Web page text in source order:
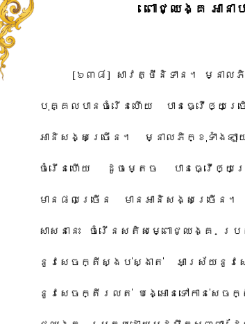
ពោជ្ឈង្គ​ ​អានាប
[​៦៣៨​]​ ​សាវត្ថី​និទាន​។​ ​ម្នាល​
បុគ្គល​បាន​ចំរើន​ហើយ​ ​បាន​ធ្វើឲ្យ​ច្
អានិសង្ស​ច្រើន​។​ ​ម្នាល​ភិក្ខុ​ទាំងឡ
ចំរើន​ហើយ​ ​ដូចម្តេច​ ​បាន​ធ្វើឲ្យ​ច្
មានផល​ច្រើន​ ​មាន​អានិសង្ស​ច្រើ
សាសនា​នេះ​ ​ចំរើន​សតិ​សម្ពោ​ជ្ឈង្គ​
នូវ​សេចក្តី​ស្ងប់ស្ងាត់​ ​អាស្រ័យ​នូវ​ស
នូវ​សេចក្តី​រលត់​ ​បង្អោន​ទៅកាន់​សេចក្